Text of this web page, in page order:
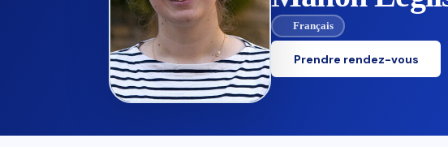
Français
Prendre rendez-vous